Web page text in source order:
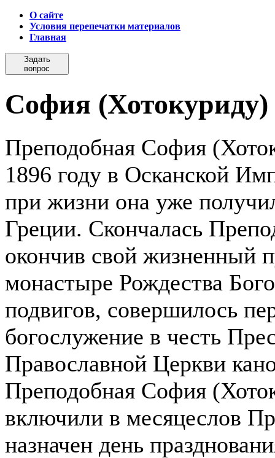
О сайте
Условия перепечатки материалов
Главная
Задать
вопрос
Cофия
Преподобная София
1896 году в Осканской
при жизни она уже
Греции. Скончалась
окончив свой жизненный
монастыре Рождества
подвигов, совершилось
богослужение в честь
Православной Церкви
Преподобная София
включили в месяцеслов
назначен день